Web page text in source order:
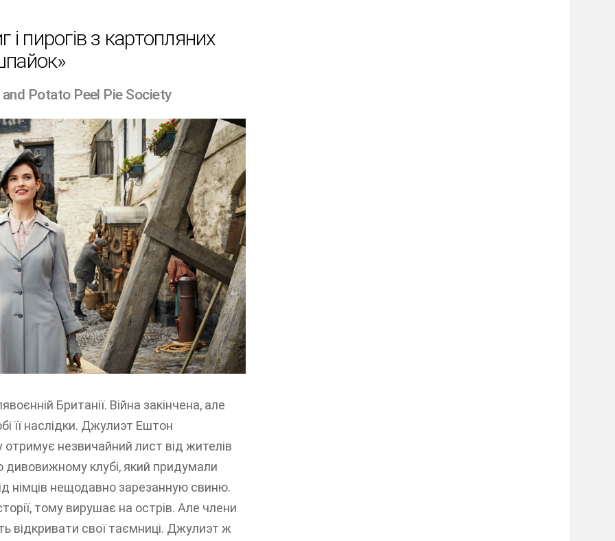
пирогів з картопляних
Potato Peel Pie Society
Британії. Війна закінчена, але
її наслідки. Джулиэт Ештон
незвичайний лист від жителів
дивовижному клубі, який придумали
німців нещодавно зарезанную свиню.
тому вирушає на острів. Але члени
відкривати свої таємниці. Джулиэт ж